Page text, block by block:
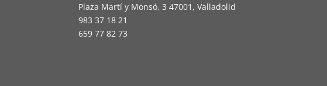
Plaza Martí y Monsó, 3 47001, Valladolid
983 37 18 21
659 77 82 73